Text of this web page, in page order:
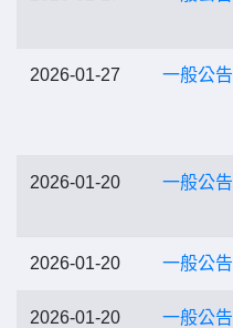
2026-01-27 一般公告
2026-01-20 一般公告
2026-01-20 一般公告
2026-01-20 一般公告